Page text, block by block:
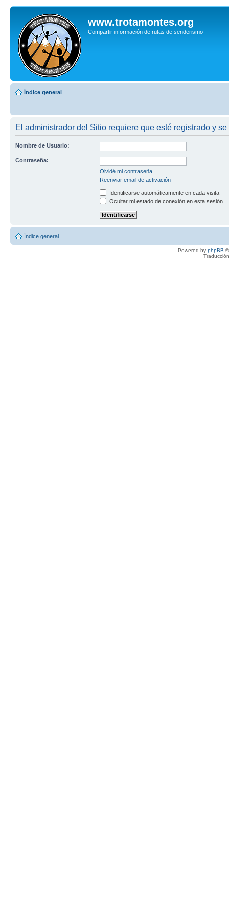
www.trotamontes.org
Compartir información de rutas de senderismo
Índice general
El administrador del Sitio requiere que esté registrado y
Nombre de Usuario:
Contraseña:
Olvidé mi contraseña
Reenviar email de activación
Identificarse automáticamente en cada visita
Ocultar mi estado de conexión en esta sesión
Índice general
Powered by phpBB